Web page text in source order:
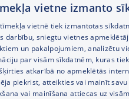
Noderīgas saites
vietne izmanto
vietnē tiek izmantotas
darbību, sniegtu vietnes
un pakalpojumiem, analizētu
par visām sīkdatnēm, kuras
atkarībā no apmeklētās
piekrist, atteikties vai mainīt
vai mainīšana attiecas uz